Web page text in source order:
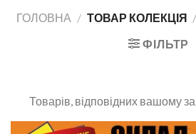
ГОЛОВНА / ТОВАР КОЛЕКЦІЯ /
ФІЛЬТР
Товарів, відповідних вашому